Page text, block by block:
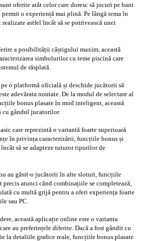
oferite atât celor care doresc să jocuri pe bani
o experiență mai plină. Pe lângă tema în
astfel încât să se potrivească unei
a posibilității câștigului maxim, această
simbolurilor cu teme piscină care
de răsplată.
pe o platformă oficială și deschide jucătorii să
adevărata noutate. De la modul de selectare al
bonus plasate în mod inteligent, această
cu gândul jucatorilor.
care reprezintă o variantă foarte superioară
în privința caracterizării, funcțiile bonus și
să se adapteze tuturor tipurilor de
au găsit-o jucătorii în alte sloturi, funcțiile
precis atunci când combinațiile se completează,
cu multă grijă pentru a oferi experiența foarte
sau PC.
această aplicație online este o varianta
au preferințele diferite. Dacă a fost gândit cu
la detaliile grafice reale, funcțiile bonus plasate